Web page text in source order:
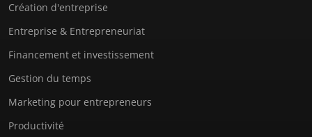
Création d'entreprise
Entreprise & Entrepreneuriat
Financement et investissement
Gestion du temps
Marketing pour entrepreneurs
Productivité